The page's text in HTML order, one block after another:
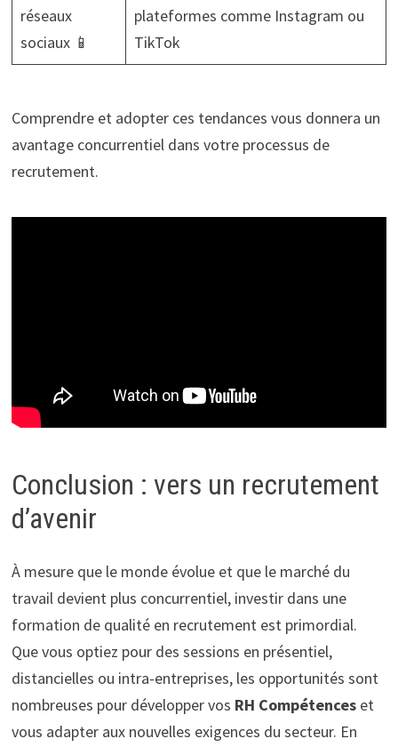
réseaux
sociaux 📱
plateformes comme Instagram ou
TikTok
Comprendre et adopter ces tendances vous donnera un
avantage concurrentiel dans votre processus de
recrutement.
Conclusion : vers un recrutement
d’avenir
À mesure que le monde évolue et que le marché du
travail devient plus concurrentiel, investir dans une
formation de qualité en recrutement est primordial.
Que vous optiez pour des sessions en présentiel,
distancielles ou intra-entreprises, les opportunités sont
nombreuses pour développer vos RH Compétenceset
vous adapter aux nouvelles exigences du secteur. En